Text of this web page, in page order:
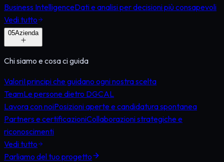
Business IntelligenceDati e analisi per decisioni più consapevoli
Vedi tutto
05Azienda
Chi siamo e cosa ci guida
ValoriI principi che guidano ogni nostra scelta
TeamLe persone dietro DGCAL
Lavora con noiPosizioni aperte e candidatura spontanea
Partners e certificazioniCollaborazioni strategiche e
riconoscimenti
Vedi tutto
Parliamo del tuo progetto